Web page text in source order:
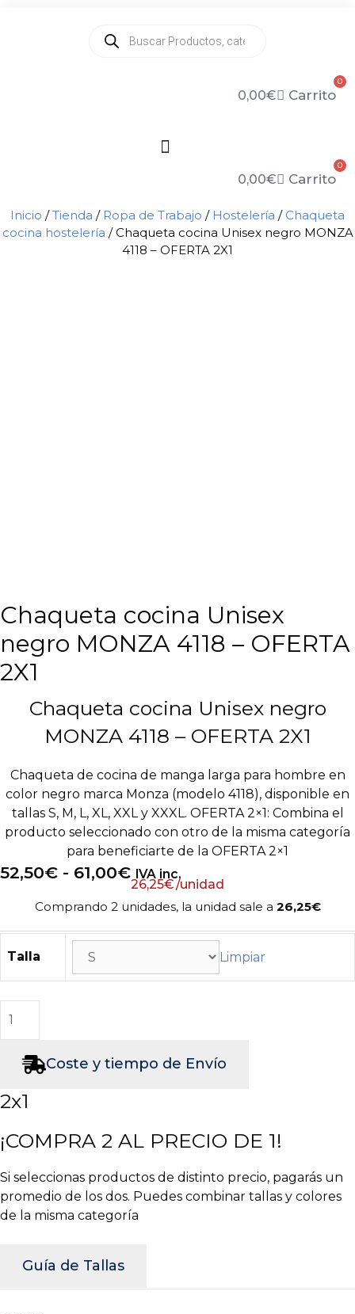
Búsqueda
de
0,00€
0
Carrito
0,00€
0
Carrito
Inicio /Tienda / Ropa de Trabajo / Hostelería / Chaqueta
cocina hostelería / Chaqueta cocina Unisex negro MONZA
4118 – OFERTA 2X1
Chaqueta cocina Unisex
negro MONZA 4118 – OFERTA
2X1
Chaqueta cocina Unisex negro
MONZA 4118 – OFERTA 2X1
Chaqueta de cocina de manga larga para hombre en
color negro marca Monza (modelo 4118), disponible en
tallas S, M, L, XL, XXL y XXXL. OFERTA 2×1: Combina el
producto seleccionado con otro de la misma categoría
para beneficiarte de la OFERTA 2×1
52,50€ - 61,00€Rango
de
desde
52,50€
IVA inc.
26,25€/unidad
Comprando 2 unidades, la unidad sale a 26,25€
Talla Limpiar
Unisex
-
2X1
cantidad
Coste y tiempo de Envío
2x1
¡COMPRA 2 AL PRECIO DE 1!
Si seleccionas productos de distinto precio, pagarás un
promedio de los dos. Puedes combinar tallas y colores
de la misma categoría
Guía de Tallas